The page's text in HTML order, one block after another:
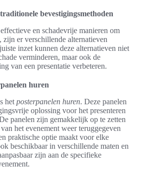
bevestigingsmethoden
en schadevrije manieren om
zijn er verschillende alternatieven
inzet kunnen deze alternatieven niet
verminderen, maar ook de
van een presentatie verbeteren.
huren
het posterpanelen huren. Deze panelen
oplossing voor het presenteren
panelen zijn gemakkelijk op te zetten
het evenement weer teruggegeven
praktische optie maakt voor elke
beschikbaar in verschillende maten en
zijn aan de specifieke